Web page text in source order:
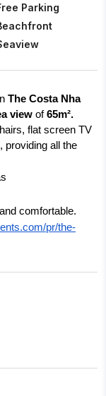
Parking
The Costa Nha
view of65m².
flat screen TV
providing all the
comfortable.
pr/the-